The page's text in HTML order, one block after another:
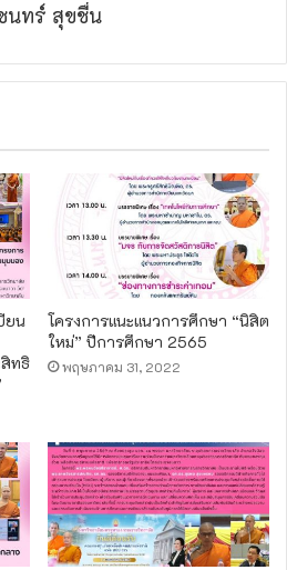
นทร์ สุขชื่น
ยน
ทธิ
โครงการแนะแนวการศึกษา “นิสิต
ใหม่” ปีการศึกษา 2565
พฤษภาคม 31, 2022